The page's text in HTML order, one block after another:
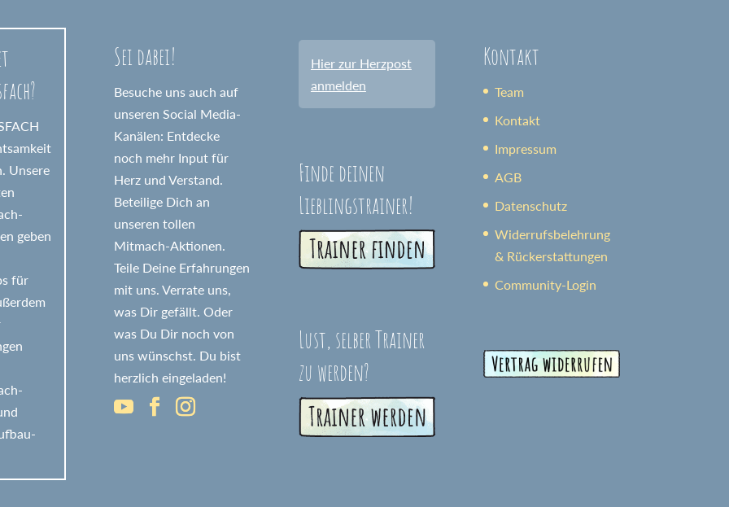
Unsere
geben
für
Sei dabei!
Besuche uns auch auf
unseren Social Media-
Kanälen: Entdecke
noch mehr Input für
Herz und Verstand.
Beteilige Dich an
unseren tollen
Mitmach-Aktionen.
Teile Deine Erfahrungen
mit uns. Verrate uns,
was Dir gefällt. Oder
was Du Dir noch von
uns wünschst. Du bist
herzlich eingeladen!
Hier zur Herzpost
anmelden
Finde deinen
Lieblingstrainer!
Lust, selber Trainer
zu werden?
Kontakt
Team
Kontakt
Impressum
AGB
Datenschutz
Widerrufsbelehrung
& Rückerstattungen
Community-Login